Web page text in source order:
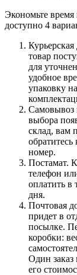
Экономьте время
доступно 4
Курьерская
товар
для
удобное
упаковку
Самовывоз
выбора
склад, вам
обратитесь
номер.
Постамат.
телефон
оплатить в
дня.
Почтовая
придет в
посылке.
коробки:
Один заказ
его